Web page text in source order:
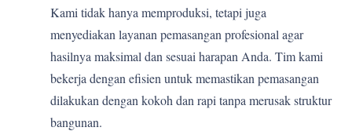
Kami tidak hanya memproduksi, tetapi juga
menyediakan layanan pemasangan profesional agar
hasilnya maksimal dan sesuai harapan Anda. Tim kami
bekerja dengan efisien untuk memastikan pemasangan
dilakukan dengan kokoh dan rapi tanpa merusak struktur
bangunan.